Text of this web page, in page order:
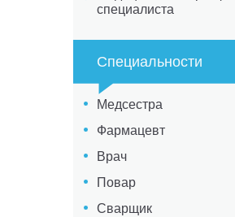
специалиста
Специальности
Медсестра
Фармацевт
Врач
Повар
Сварщик